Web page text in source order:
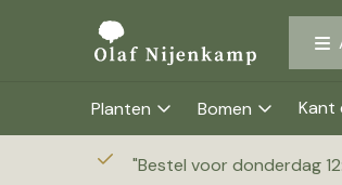
Planten Bomen Kant
"Bestel voor donderdag